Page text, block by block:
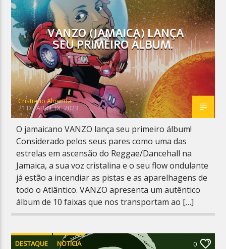
VANZO (JAMAICA) LANÇA
SEU PRIMEIRO ÁLBUM.
Cristiano Almeida
21 DE ABRIL DE 2023
O jamaicano VANZO lança seu primeiro álbum!
Considerado pelos seus pares como uma das
estrelas em ascensão do Reggae/Dancehall na
Jamaica, a sua voz cristalina e o seu flow ondulante
já estão a incendiar as pistas e as aparelhagens de
todo o Atlântico. VANZO apresenta um autêntico
álbum de 10 faixas que nos transportam ao […]
DESTAQUE NOTICIA 0